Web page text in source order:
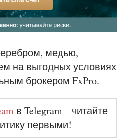
медью,
на выгодных условиях
брокером FxPro.
в Telegram – читайте
первыми!